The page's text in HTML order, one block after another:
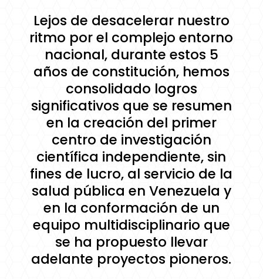
Lejos de desacelerar nuestro
ritmo por el complejo entorno
nacional, durante estos 5
años de constitución, hemos
consolidado logros
significativos que se resumen
en la creación del primer
centro de investigación
científica independiente, sin
fines de lucro, al servicio de la
salud pública en Venezuela y
en la conformación de un
equipo multidisciplinario que
se ha propuesto llevar
adelante proyectos pioneros.